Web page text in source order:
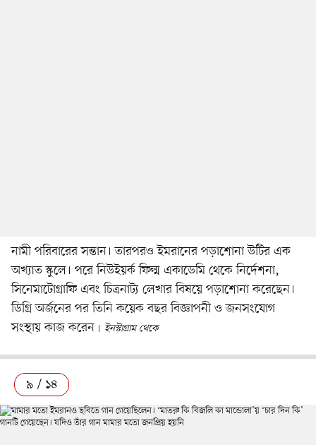
নামী পরিবারের সন্তান। তারপরও ইমরানের পড়াশোনা উটির এক
অখ্যাত স্কুলে। পরে নিউইয়র্ক ফিল্ম একাডেমি থেকে নির্দেশনা,
সিনেমাটোগ্রাফি এবং চিত্রনাট্য লেখার বিষয়ে পড়াশোনা করেছেন।
ডিগ্রি অর্জনের পর তিনি কয়েক বছর বিজ্ঞাপনী ও জনসংযোগ
সংস্থায় কাজ করেন
ইনস্টাগ্রাম থেকে
৯ / ১৪